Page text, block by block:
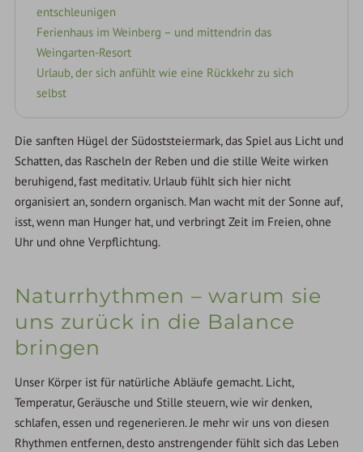
entschleunigen
Ferienhaus im Weinberg – und mittendrin das
Weingarten-Resort
Urlaub, der sich anfühlt wie eine Rückkehr zu sich
selbst
Die sanften Hügel der Südoststeiermark, das Spiel aus Licht und
Schatten, das Rascheln der Reben und die stille Weite wirken
beruhigend, fast meditativ. Urlaub fühlt sich hier nicht
organisiert an, sondern organisch. Man wacht mit der Sonne auf,
isst, wenn man Hunger hat, und verbringt Zeit im Freien, ohne
Uhr und ohne Verpflichtung.
Naturrhythmen – warum sie
uns zurück in die Balance
bringen
Unser Körper ist für natürliche Abläufe gemacht. Licht,
Temperatur, Geräusche und Stille steuern, wie wir denken,
schlafen, essen und regenerieren. Je mehr wir uns von diesen
Rhythmen entfernen, desto anstrengender fühlt sich das Leben